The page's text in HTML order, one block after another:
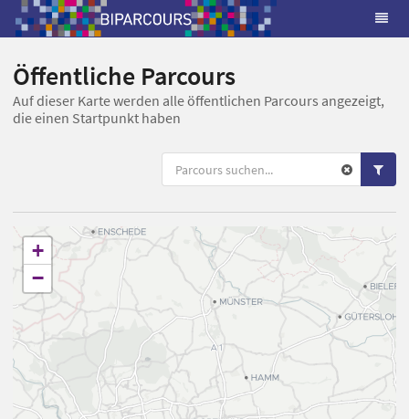
Öffentliche Parcours
Auf dieser Karte werden alle öffentlichen Parcours angezeigt,
die einen Startpunkt haben
+
−